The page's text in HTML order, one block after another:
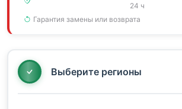
24 ч
Гарантия замены или возврата
Выберите регионы